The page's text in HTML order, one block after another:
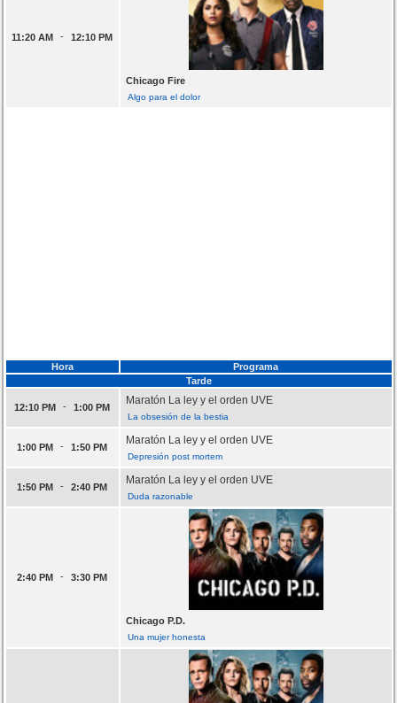
11:20 AM - 12:10 PM
Chicago Fire
Algo para el dolor
Hora
Programa
Tarde
12:10 PM - 1:00 PM
Maratón La ley y el orden UVE
La obsesión de la bestia
1:00 PM - 1:50 PM
Maratón La ley y el orden UVE
Depresión post mortem
1:50 PM - 2:40 PM
Maratón La ley y el orden UVE
Duda razonable
2:40 PM - 3:30 PM
Chicago P.D.
Una mujer honesta